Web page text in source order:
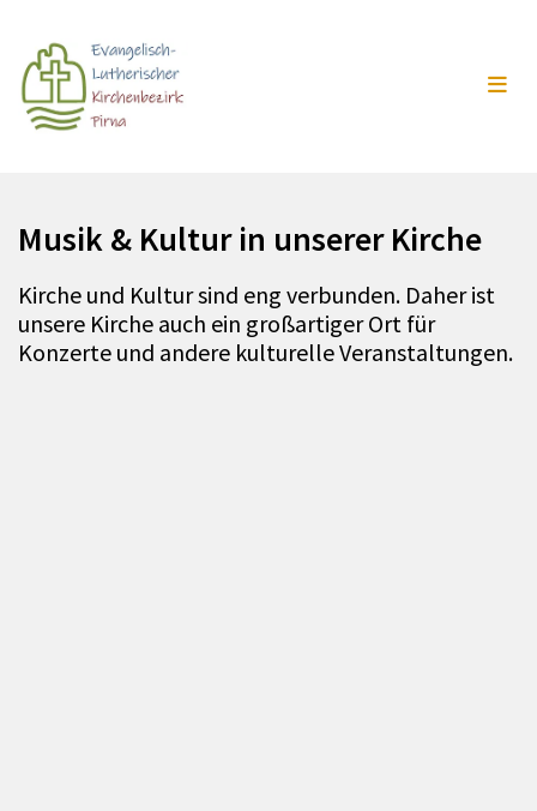
Musik & Kultur in unserer Kirche
Kirche und Kultur sind eng verbunden. Daher ist
unsere Kirche auch ein großartiger Ort für
Konzerte und andere kulturelle Veranstaltungen.